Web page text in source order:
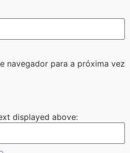
navegador para a próxima vez
displayed above: